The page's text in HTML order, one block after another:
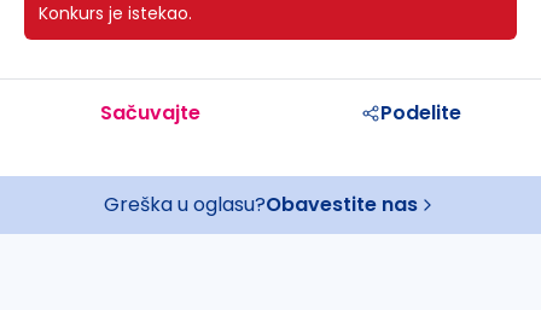
Konkurs je istekao.
Sačuvajte Podelite
Greška u oglasu?Obavestite nas